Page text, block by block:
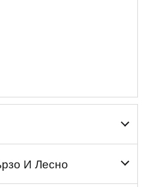
И Лесно